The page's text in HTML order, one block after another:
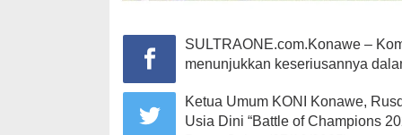
SULTRAONE.com.Konawe –
menunjukkan keseriusannya
Ketua Umum KONI Konawe,
Usia Dini “Battle of Champions